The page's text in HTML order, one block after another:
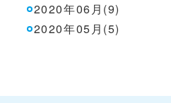
2020年06月(9)
2020年05月(5)